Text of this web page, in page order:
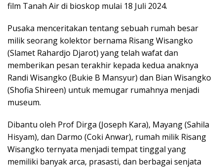
film Tanah Air di bioskop mulai 18 Juli 2024.
Pusaka menceritakan tentang sebuah rumah besar
milik seorang kolektor bernama Risang Wisangko
(Slamet Rahardjo Djarot) yang telah wafat dan
memberikan pesan terakhir kepada kedua anaknya
Randi Wisangko (Bukie B Mansyur) dan Bian Wisangko
(Shofia Shireen) untuk memugar rumahnya menjadi
museum.
Dibantu oleh Prof Dirga (Joseph Kara), Mayang (Sahila
Hisyam), dan Darmo (Coki Anwar), rumah milik Risang
Wisangko ternyata menjadi tempat tinggal yang
memiliki banyak arca, prasasti, dan berbagai senjata